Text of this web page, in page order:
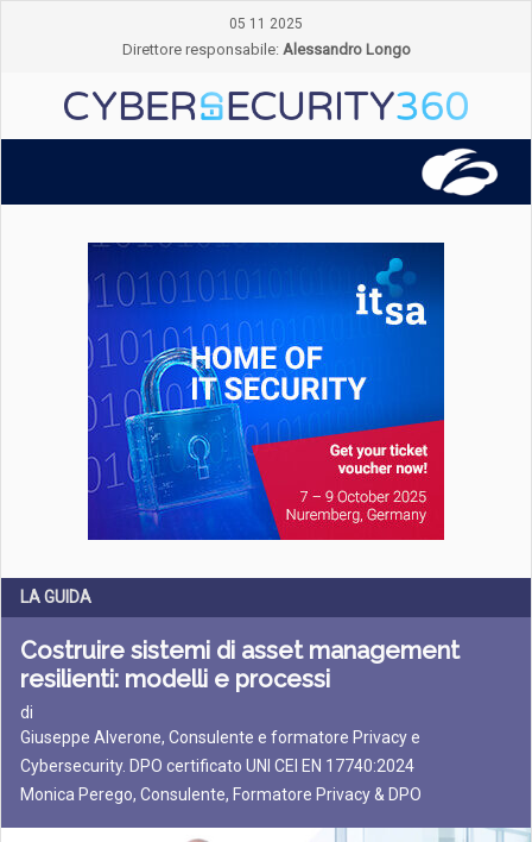
05 11 2025
Direttore responsabile: Alessandro Longo
LA GUIDA
Costruire sistemi di asset management
resilienti: modelli e processi
di
Giuseppe Alverone, Consulente e formatore Privacy e
Cybersecurity. DPO certificato UNI CEI EN 17740:2024
Monica Perego, Consulente, Formatore Privacy & DPO